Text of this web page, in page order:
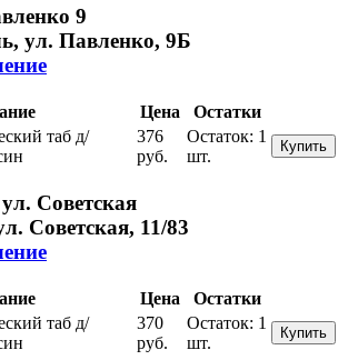
9
ул. Павленко, 9Б
Цена
Остатки
таб д/
376
руб.
Остаток: 1
шт.
Купить
Советская
Советская, 11/83
Цена
Остатки
таб д/
370
руб.
Остаток: 1
шт.
Купить